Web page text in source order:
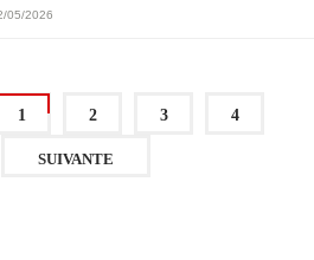
05/2026
1 2 3 4
SUIVANTE